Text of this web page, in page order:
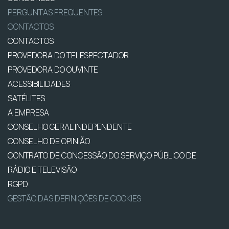
PERGUNTAS FREQUENTES
CONTACTOS
CONTACTOS
PROVEDORA DO TELESPECTADOR
PROVEDORA DO OUVINTE
ACESSIBILIDADES
SATÉLITES
A EMPRESA
CONSELHO GERAL INDEPENDENTE
CONSELHO DE OPINIÃO
CONTRATO DE CONCESSÃO DO SERVIÇO PÚBLICO DE
RÁDIO E TELEVISÃO
RGPD
GESTÃO DAS DEFINIÇÕES DE COOKIES